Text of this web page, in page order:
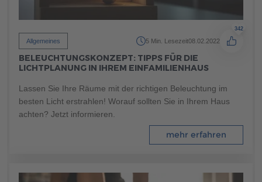
Brauchen Sie Hilfe?
038221 4000
MUSTERHAUS FINDEN
Allgemeines 5 Min. Lesezeit08.02.2022
342
BELEUCHTUNGSKONZEPT: TIPPS FÜR DIE
LICHTPLANUNG IN IHREM EINFAMILIENHAUS
Lassen Sie Ihre Räume mit der richtigen Beleuchtung im
besten Licht erstrahlen! Worauf sollten Sie in Ihrem Haus
achten? Jetzt informieren.
mehr erfahren